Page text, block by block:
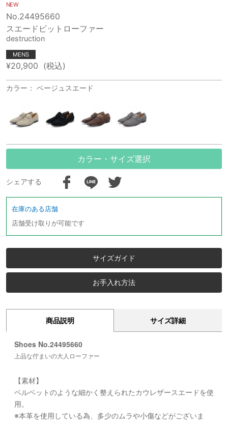
NEW
No.24495660
スエードビットローファー
destruction
MENS
¥20,900 (税込)
カラー： ベージュスエード
カラー・サイズ選択
シェアする
在庫のある店舗
店舗受け取りが可能です
サイズガイド
お手入れ方法
商品説明 サイズ詳細
Shoes No.24495660
上品な佇まいの大人ローファー
【素材】
ベルベットのような細かく整えられたカウレザースエードを使
用。
※本革を使用している為、多少のムラや小傷などがございま